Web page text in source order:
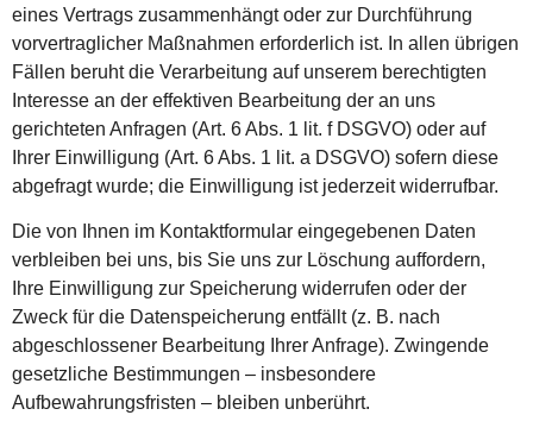
eines Vertrags zusammenhängt oder zur Durchführung
vorvertraglicher Maßnahmen erforderlich ist. In allen übrigen
Fällen beruht die Verarbeitung auf unserem berechtigten
Interesse an der effektiven Bearbeitung der an uns
gerichteten Anfragen (Art. 6 Abs. 1 lit. f DSGVO) oder auf
Ihrer Einwilligung (Art. 6 Abs. 1 lit. a DSGVO) sofern diese
abgefragt wurde; die Einwilligung ist jederzeit widerrufbar.
Die von Ihnen im Kontaktformular eingegebenen Daten
verbleiben bei uns, bis Sie uns zur Löschung auffordern,
Ihre Einwilligung zur Speicherung widerrufen oder der
Zweck für die Datenspeicherung entfällt (z. B. nach
abgeschlossener Bearbeitung Ihrer Anfrage). Zwingende
gesetzliche Bestimmungen – insbesondere
Aufbewahrungsfristen – bleiben unberührt.